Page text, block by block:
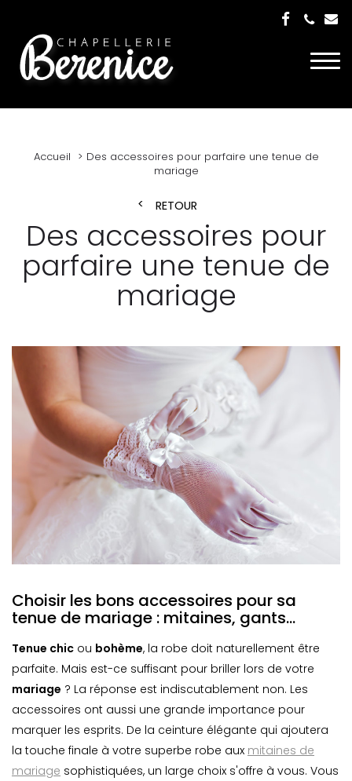
Accueil
Des accessoires pour parfaire une tenue de
mariage
RETOUR
Des accessoires pour
parfaire une tenue de
mariage
Choisir les bons accessoires pour sa
tenue de mariage : mitaines, gants…
Tenue chic ou bohème, la robe doit naturellement être
parfaite. Mais est-ce suffisant pour briller lors de votre
mariage ? La réponse est indiscutablement non. Les
accessoires ont aussi une grande importance pour
marquer les esprits. De la ceinture élégante qui ajoutera
la touche finale à votre superbe robe aux mitaines de
mariage sophistiquées, un large choix s'offre à vous. Vous